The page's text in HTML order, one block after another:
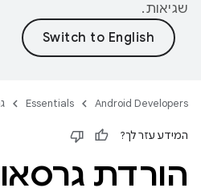
שגיאות.
Android Developers
Essentials
המידע עזר לך?